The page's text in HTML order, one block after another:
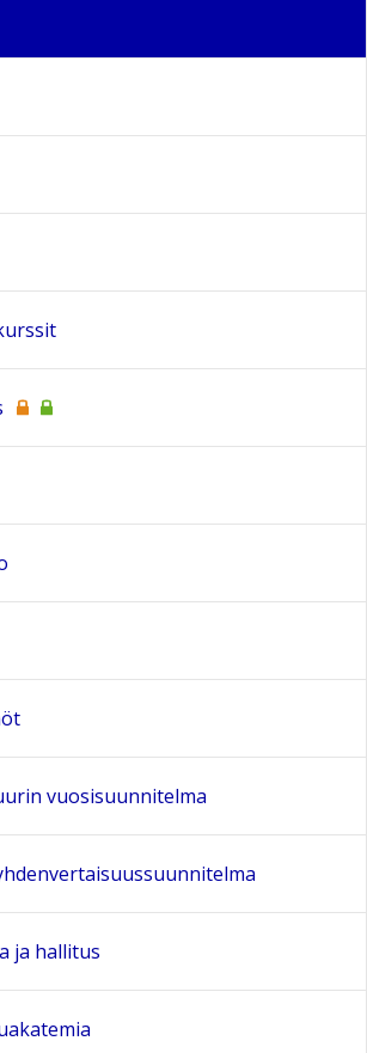
vuosisuunnitelma
ja hallitus